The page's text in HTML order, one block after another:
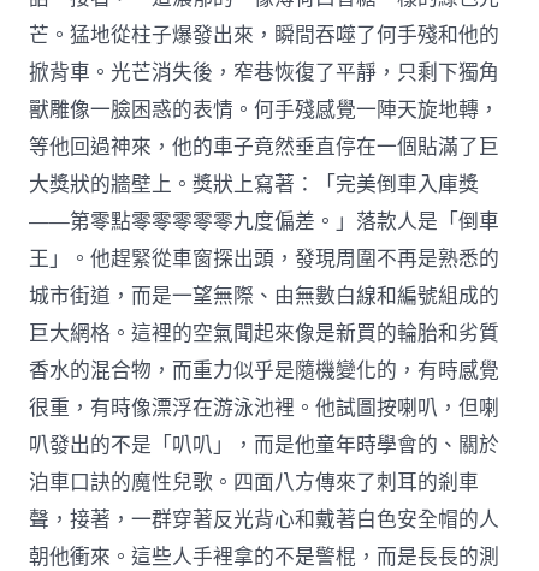
芒。猛地從柱子爆發出來，瞬間吞噬了何手殘和他的
掀背車。光芒消失後，窄巷恢復了平靜，只剩下獨角
獸雕像一臉困惑的表情。何手殘感覺一陣天旋地轉，
等他回過神來，他的車子竟然垂直停在一個貼滿了巨
大獎狀的牆壁上。獎狀上寫著：「完美倒車入庫獎
——第零點零零零零零九度偏差。」落款人是「倒車
王」。他趕緊從車窗探出頭，發現周圍不再是熟悉的
城市街道，而是一望無際、由無數白線和編號組成的
巨大網格。這裡的空氣聞起來像是新買的輪胎和劣質
香水的混合物，而重力似乎是隨機變化的，有時感覺
很重，有時像漂浮在游泳池裡。他試圖按喇叭，但喇
叭發出的不是「叭叭」，而是他童年時學會的、關於
泊車口訣的魔性兒歌。四面八方傳來了刺耳的剎車
聲，接著，一群穿著反光背心和戴著白色安全帽的人
朝他衝來。這些人手裡拿的不是警棍，而是長長的測